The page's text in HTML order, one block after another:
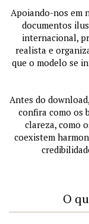
Apoiando-nos em
documentos
internacional,
realista e
que o modelo se
Antes do
confira como os
clareza, como
coexistem
O